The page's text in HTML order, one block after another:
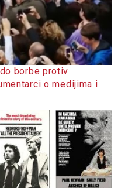
borbe protiv
o medijima i